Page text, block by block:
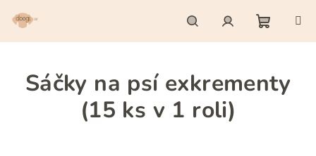
HledatPřihlášení
košík
Sáčky na psí exkrementy
(15 ks v 1 roli)